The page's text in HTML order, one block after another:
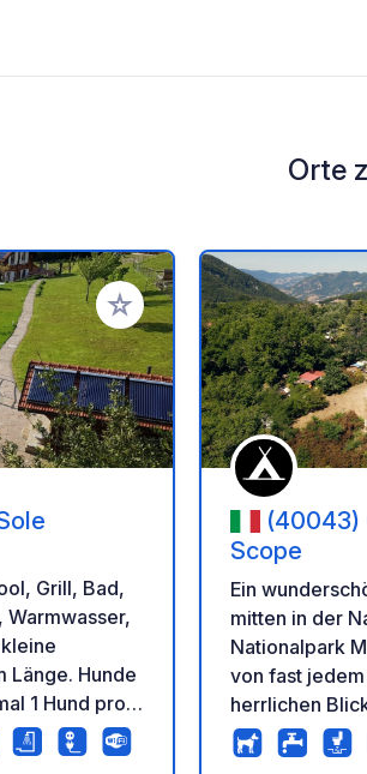
Orte
Zu Ihren Favoriten hinzufügen
Grill, Bad,
Warmwasser,
Länge. Hunde
1 Hund pro
Sie
Andere
(40043)
Scope
Ein
mitten in der
Nationalpark
von fast
herrlichen
Hügel. Eine
Entspannung. Der Platz wird von den